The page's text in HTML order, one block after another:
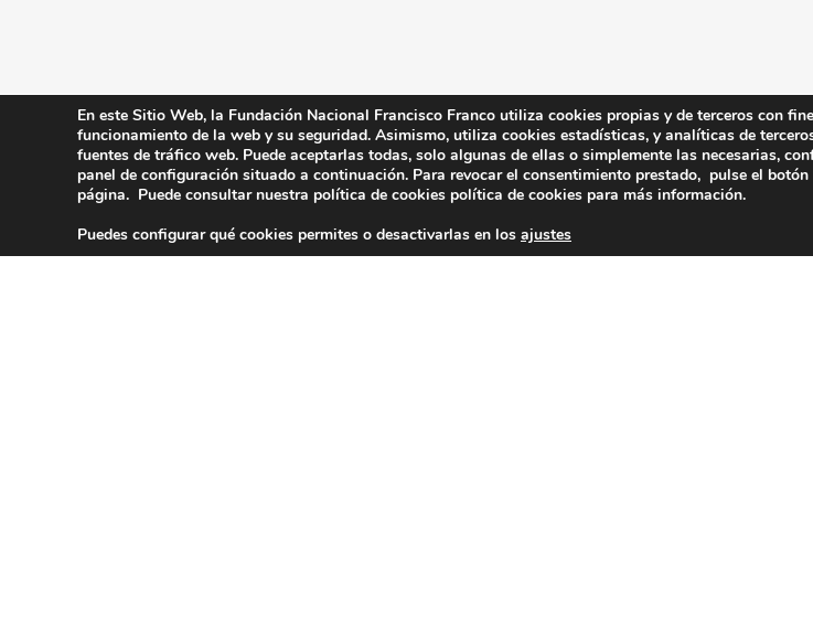
En este Sitio Web, la Fundación Nacional Francisco Franco utiliza cookies propias y de terceros con
funcionamiento de la web y su seguridad. Asimismo, utiliza cookies estadísticas, y analíticas de
fuentes de tráfico web. Puede aceptarlas todas, solo algunas de ellas o simplemente las necesarias,
panel de configuración situado a continuación. Para revocar el consentimiento prestado, pulse el
página. Puede consultar nuestra política de cookies política de cookies para más información.
Puedes configurar qué cookies permites o desactivarlas en los ajustes